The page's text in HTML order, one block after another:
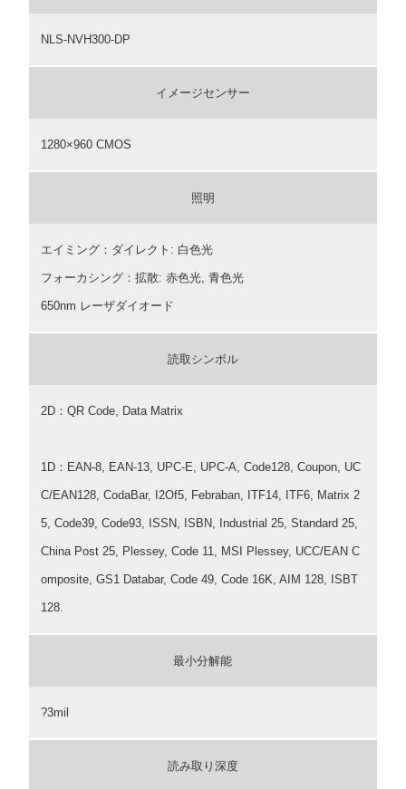
NLS-NVH300-DP
イメージセンサー
1280×960 CMOS
照明
エイミング：ダイレクト: 白色光
フォーカシング：拡散: 赤色光, 青色光
650nm レーザダイオード
読取シンボル
2D：QR Code, Data Matrix
1D：EAN-8, EAN-13, UPC-E, UPC-A, Code128, Coupon, UC
C/EAN128, CodaBar, I2Of5, Febraban, ITF14, ITF6, Matrix 2
5, Code39, Code93, ISSN, ISBN, Industrial 25, Standard 25,
China Post 25, Plessey, Code 11, MSI Plessey, UCC/EAN C
omposite, GS1 Databar, Code 49, Code 16K, AIM 128, ISBT
128.
最小分解能
?3mil
読み取り深度